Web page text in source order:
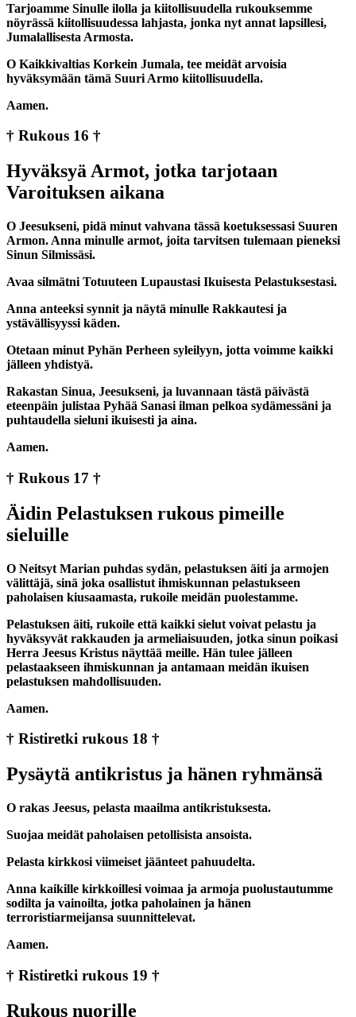
Tarjoamme Sinulle ilolla ja kiitollisuudella rukouksemme
nöyrässä kiitollisuudessa lahjasta, jonka nyt annat lapsillesi,
Jumalallisesta Armosta.
O Kaikkivaltias Korkein Jumala, tee meidät arvoisia
hyväksymään tämä Suuri Armo kiitollisuudella.
Aamen.
† Rukous 16 †
Hyväksyä Armot, jotka tarjotaan
Varoituksen aikana
O Jeesukseni, pidä minut vahvana tässä koetuksessasi Suuren
Armon. Anna minulle armot, joita tarvitsen tulemaan pieneksi
Sinun Silmissäsi.
Avaa silmätni Totuuteen Lupaustasi Ikuisesta Pelastuksestasi.
Anna anteeksi synnit ja näytä minulle Rakkautesi ja
ystävällisyyssi käden.
Otetaan minut Pyhän Perheen syleilyyn, jotta voimme kaikki
jälleen yhdistyä.
Rakastan Sinua, Jeesukseni, ja luvannaan tästä päivästä
eteenpäin julistaa Pyhää Sanasi ilman pelkoa sydämessäni ja
puhtaudella sieluni ikuisesti ja aina.
Aamen.
† Rukous 17 †
Äidin Pelastuksen rukous pimeille
sieluille
O Neitsyt Marian puhdas sydän, pelastuksen äiti ja armojen
välittäjä, sinä joka osallistut ihmiskunnan pelastukseen
paholaisen kiusaamasta, rukoile meidän puolestamme.
Pelastuksen äiti, rukoile että kaikki sielut voivat pelastu ja
hyväksyvät rakkauden ja armeliaisuuden, jotka sinun poikasi
Herra Jeesus Kristus näyttää meille. Hän tulee jälleen
pelastaakseen ihmiskunnan ja antamaan meidän ikuisen
pelastuksen mahdollisuuden.
Aamen.
† Ristiretki rukous 18 †
Pysäytä antikristus ja hänen ryhmänsä
O rakas Jeesus, pelasta maailma antikristuksesta.
Suojaa meidät paholaisen petollisista ansoista.
Pelasta kirkkosi viimeiset jäänteet pahuudelta.
Anna kaikille kirkkoillesi voimaa ja armoja puolustautumme
sodilta ja vainoilta, jotka paholainen ja hänen
terroristiarmeijansa suunnittelevat.
Aamen.
† Ristiretki rukous 19 †
Rukous nuorille